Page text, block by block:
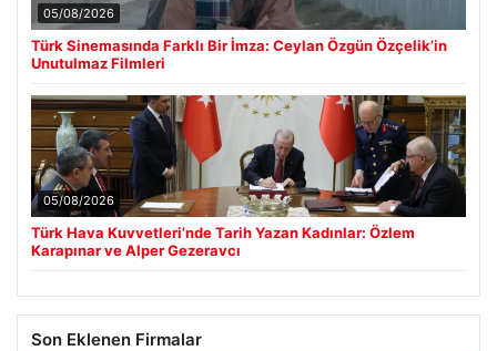
05/08/2026
Türk Sinemasında Farklı Bir İmza: Ceylan Özgün Özçelik’in
Unutulmaz Filmleri
05/08/2026
Türk Hava Kuvvetleri’nde Tarih Yazan Kadınlar: Özlem
Karapınar ve Alper Gezeravcı
Son Eklenen Firmalar